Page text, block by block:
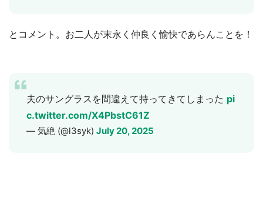
とコメント。お二人が末永く仲良く愉快であらんことを！
夫のサングラスを間違えて持ってきてしまった pi
c.twitter.com/X4PbstC61Z
— 気絶 (@l3syk) July 20, 2025